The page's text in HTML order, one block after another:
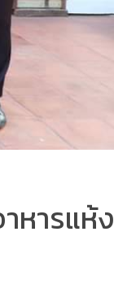
หารแห้ง